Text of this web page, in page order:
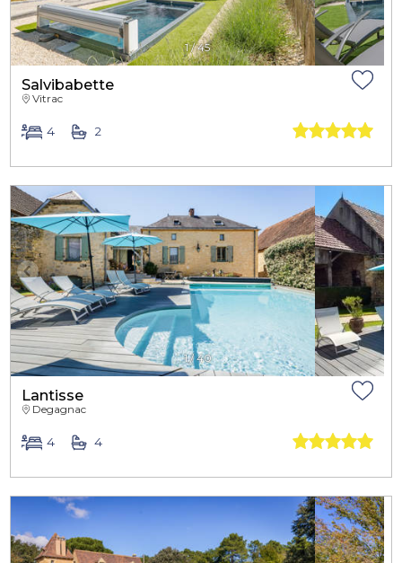
1/45
Salvibabette
Vitrac
4 2
1/40
Lantisse
Degagnac
4 4